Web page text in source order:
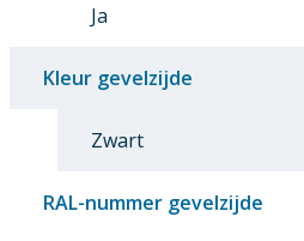
Ja
Kleur gevelzijde
Zwart
RAL-nummer gevelzijde